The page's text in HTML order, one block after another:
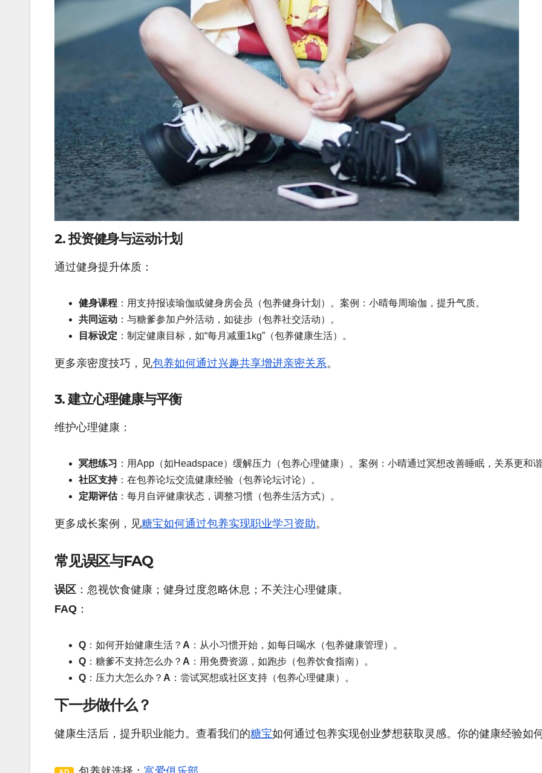
2. 投资健身与运动计划
通过健身提升体质：
健身课程 ：用支持报读瑜伽或健身房会员（包养健身计划）。案例：小晴每周瑜伽，提升气质。
共同运动 ：与糖爹参加户外活动，如徒步（包养社交活动）。
目标设定 ：制定健康目标，如“每月减重1kg”（包养健康生活）。
更多亲密度技巧，见包养如何通过兴趣共享增进亲密关系。
3. 建立心理健康与平衡
维护心理健康：
冥想练习 ：用App（如Headspace）缓解压力（包养心理健康）。案例：小晴通过冥想改善睡眠，关系更和
社区支持：在包养论坛交流健康经验（包养论坛讨论）。
定期评估：每月自评健康状态，调整习惯（包养生活方式）。
更多成长案例，见糖宝如何通过包养实现职业学习资助。
常见误区与FAQ
误区 ：忽视饮食健康；健身过度忽略休息；不关注心理健康。
FAQ ：
Q ：如何开始健康生活？ A ：从小习惯开始，如每日喝水（包养健康管理）。
Q ：糖爹不支持怎么办？ A ：用免费资源，如跑步（包养饮食指南）。
Q ：压力大怎么办？ A ：尝试冥想或社区支持（包养心理健康）。
下一步做什么？
健康生活后，提升职业能力。查看我们的糖宝如何通过包养实现创业梦想获取灵感。你的健康经验如